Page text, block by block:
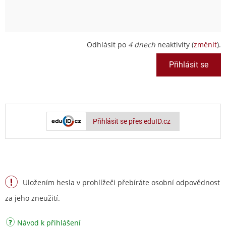
Odhlásit po 4 dnech neaktivity (změnit).
Přihlásit se přes eduID.cz
Uložením hesla v prohlížeči přebíráte osobní odpovědnost
za jeho zneužití.
Návod k přihlášení